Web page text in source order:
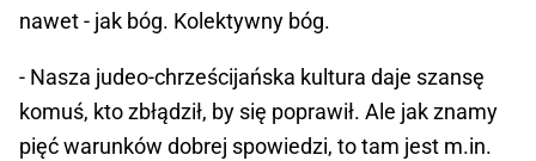
nawet - jak bóg. Kolektywny bóg.
- Nasza judeo-chrześcijańska kultura daje szansę
komuś, kto zbłądził, by się poprawił. Ale jak znamy
pięć warunków dobrej spowiedzi, to tam jest m.in.